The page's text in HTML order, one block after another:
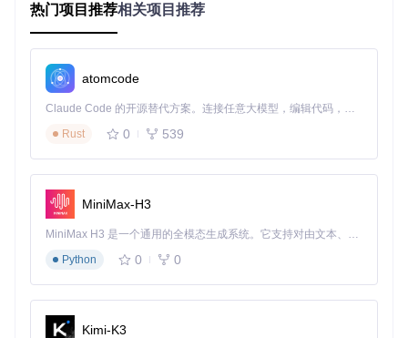
Windows用户可直接生成报告
Linux/macOS用户需要通过Windows系统生成后导入
确保ACPI目录和报告路径都显示对勾状态
2.2 兼容性检测：智能识别硬件支持情况
性：
这个界面会清晰显示每个硬件组件的支持状态：
CPU：显示支持的macOS版本范围
显卡：独立显卡（如NVIDIA GTX系列）通常不支持，工具
其他硬件：包括声卡、网卡等组件的兼容性评估
2.3 可视化配置：无需代码的参数设置
热门项目推荐相关项目推荐
atomcode
Claude Code 的开源替代方案。连接任意大模型，编辑代码，运行命令，自动验证 — 全自动执行。用 Rust 构建，极致性能。 ｜ An open-source alternative to Claude Code. Connect any LLM, edit code, run commands, and verify changes — autonomously. Built in Rust for speed. Get Started
Rust
0 539
MiniMax-H3
MiniMax H3 是一个通用的全模态生成系统。它支持对由文本、图像、视频和音频组成的多模态上下文进行统一理解，并能生成分辨率高达 2K、时长可达 15 秒的带原生立体声音频的视频。得益于面向任务泛化的系统设计，H3 在预训练阶段就已具备广泛的多模态上下文理解与生成能力，能够出色地执行复杂的多模态指令。
Python
0 0
Kimi-K3